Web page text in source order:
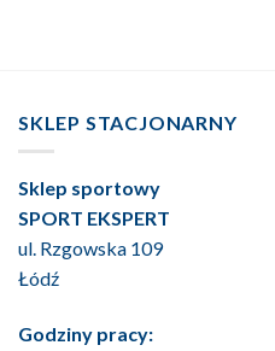
SKLEP STACJONARNY
Sklep sportowy
SPORT EKSPERT
ul. Rzgowska 109
Łódź
Godziny pracy: